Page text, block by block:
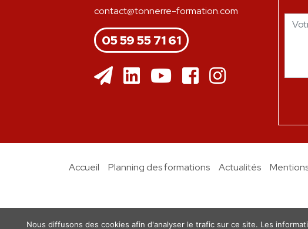
contact@tonnerre-formation.com
05 59 55 71 61
Accueil Planning des formations Actualités
Nous diffusons des cookies afin d'analyser le trafic sur ce site. Les